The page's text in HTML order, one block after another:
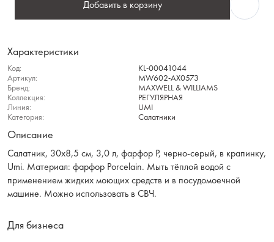
Добавить в корзину
Характеристики
Код:
KL-00041044
Артикул:
MW602-AX0573
Бренд:
MAXWELL & WILLIAMS
Коллекция:
РЕГУЛЯРНАЯ
Линия:
UMI
Категория:
Салатники
Описание
Салатник, 30х8,5 см, 3,0 л, фарфор P, черно-серый, в крапинку,
Umi. Материал: фарфор Рorcelain. Мыть тёплой водой с
применением жидких моющих средств и в посудомоечной
машине. Можно использовать в СВЧ.
Для бизнеса